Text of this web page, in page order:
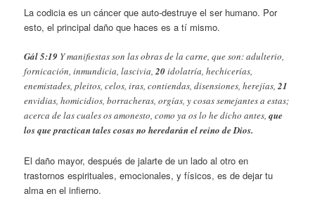
La codicia es un cáncer que auto-destruye el ser humano. Por
esto, el principal daño que haces es a tí mismo.
Gál 5:19 Y manifiestas son las obras de la carne, que son: adulterio,
fornicación, inmundicia, lascivia,20idolatría, hechicerías,
enemistades, pleitos, celos, iras, contiendas, disensiones, herejías,21
envidias, homicidios, borracheras, orgías, y cosas semejantes a estas;
acerca de las cuales os amonesto, como ya os lo he dicho antes,que
los que practican tales cosas no heredarán el reino de Dios.
El daño mayor, después de jalarte de un lado al otro en
trastornos espirituales, emocionales, y físicos, es de dejar tu
alma en el infierno.